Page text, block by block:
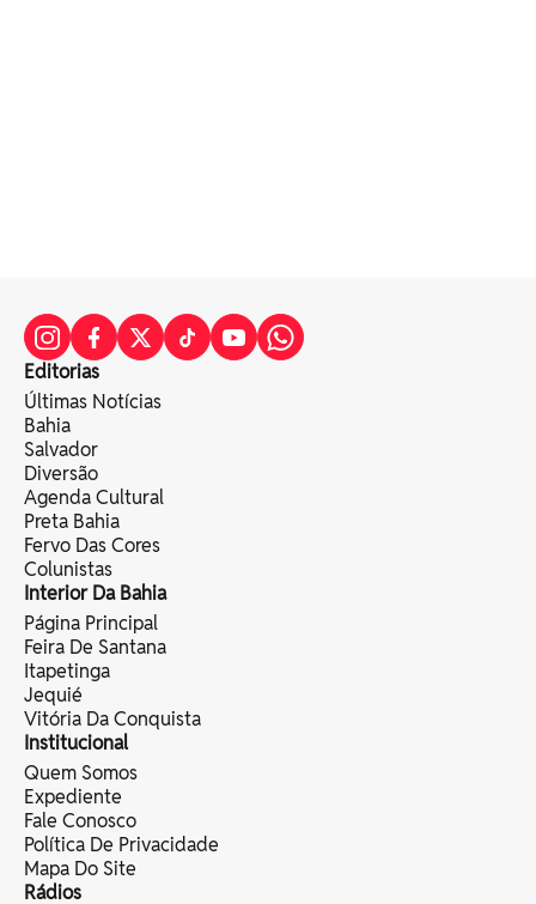
Editorias
Últimas Notícias
Bahia
Salvador
Diversão
Agenda Cultural
Preta Bahia
Fervo Das Cores
Colunistas
Interior Da Bahia
Página Principal
Feira De Santana
Itapetinga
Jequié
Vitória Da Conquista
Institucional
Quem Somos
Expediente
Fale Conosco
Política De Privacidade
Mapa Do Site
Rádios